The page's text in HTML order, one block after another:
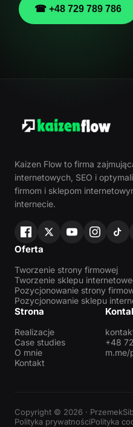
☎ +48 729 789 786
Kaizen Flow to firma
internetowych, SEO i
firmom i sklepom
internecie.
Oferta
Tworzenie strony firmowej
Tworzenie sklepu
Pozycjonowanie strony
Pozycjonowanie sklepu
Strona
Realizacje
Case studies
O mnie
Kontakt
+48
m.me/
Copyright © 2026 ·
Polityka prywatnościPolityka